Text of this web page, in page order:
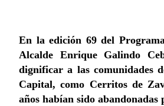
En la edición 69 del
Alcalde Enrique Galindo
dignificar a las comunidades
Capital, como Cerritos de
años habían sido